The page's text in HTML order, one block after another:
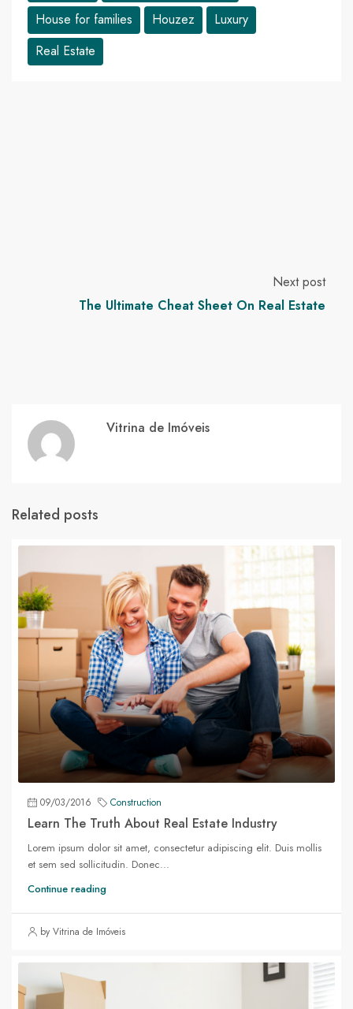
House for families
Houzez
Luxury
Real Estate
Next post
The Ultimate Cheat Sheet On Real Estate
Vitrina de Imóveis
Related posts
09/03/2016 Construction
Learn The Truth About Real Estate Industry
Lorem ipsum dolor sit amet, consectetur adipiscing elit. Duis mollis
et sem sed sollicitudin. Donec...
Continue reading
by Vitrina de Imóveis